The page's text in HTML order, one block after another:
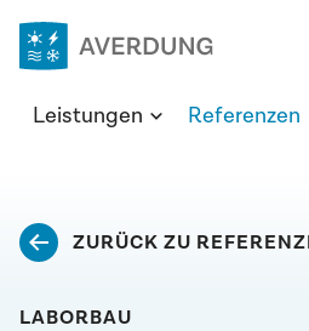
Zum
Inhalt
Ingenieure
GmbH
Leistungen Referenzen
ZURÜCK ZU
LABORBAU